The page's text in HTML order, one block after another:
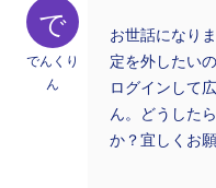
で
でんくり
ん
お世話になり
定を外したい
ログインして
ん。どうした
か？宜しくお